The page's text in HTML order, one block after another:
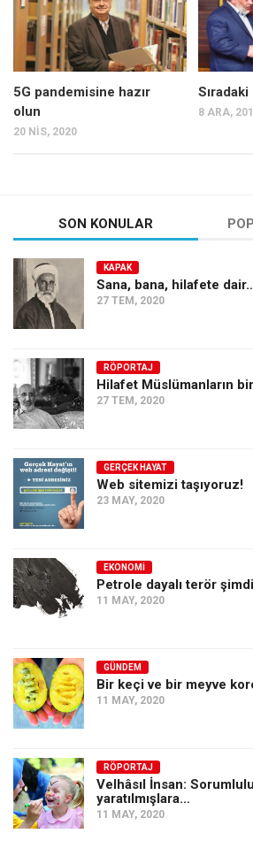
5G pandemisine hazır
olun
20 NIS, 2020
8 ARA,
SON KONULAR
KAPAK
Sana, bana, hilafete
27 TEM, 2020
RÖPORTAJ
Hilafet Müslümanların
27 TEM, 2020
GERÇEK HAYAT
Web sitemizi taşıyoruz!
23 MAY, 2020
EKONOMI
Petrole dayalı terör
11 MAY, 2020
GÜNDEM
Bir keçi ve bir meyve
11 MAY, 2020
RÖPORTAJ
Velhâsıl İnsan:
yaratılmışlara…
11 MAY, 2020